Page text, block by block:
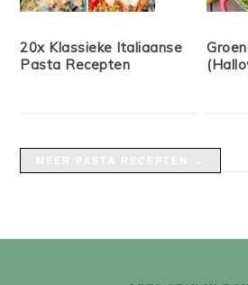
20x Klassieke Italiaanse
Pasta Recepten